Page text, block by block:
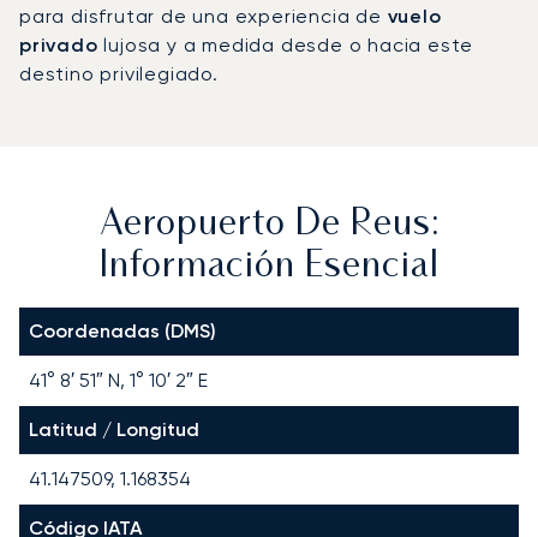
para disfrutar de una experiencia de vuelo
privado lujosa y a medida desde o hacia este
destino privilegiado.
Aeropuerto De Reus:
Información Esencial
Coordenadas (DMS)
41° 8′ 51″ N, 1° 10′ 2″ E
Latitud / Longitud
41.147509, 1.168354
Código IATA